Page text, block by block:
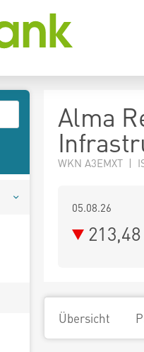
Alma
WKN A3EMXT |
05.08.26
Übersicht